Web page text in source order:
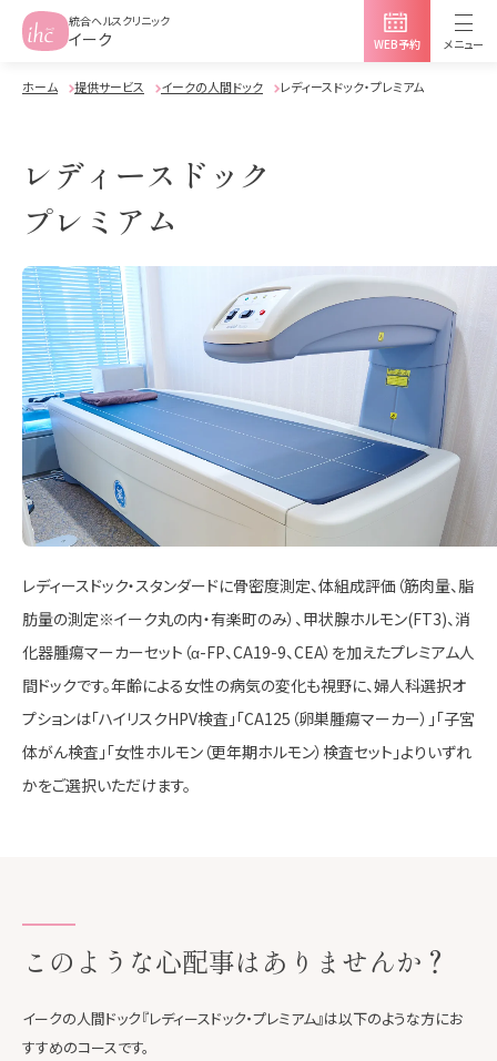
統合ヘルスクリニック
イーク
採用情報
よくある質問
Myihcログイン
各院紹介
各院紹介 TOP
イーク丸の内
イーク有楽町
イーク表参道
イーク渋谷
提供サービス
提供サービス TOP
人間ドック
婦人科検診
協会けんぽでの受診
オプション検査
大腸内視鏡検査
受診時の注意事項
企業・健保担当者の方へ
WEB予約 メニュー
ホーム 提供サービス イークの人間ドック レディースドック・プレミアム
レディースドック
プレミアム
レディースドック・スタンダードに骨密度測定、体組成評価（筋肉量、脂
肪量の測定※イーク丸の内・有楽町のみ）、甲状腺ホルモン(FT3)、消
化器腫瘍マーカーセット（α-FP、CA19-9、CEA）を加えたプレミアム人
間ドックです。年齢による女性の病気の変化も視野に、婦人科選択オ
プションは「ハイリスクHPV検査」「CA125（卵巣腫瘍マーカー）」「子宮
体がん検査」 「女性ホルモン（更年期ホルモン）検査セット」よりいずれ
かをご選択いただけます。
このような心配事はありませんか？
イークの人間ドック『レディースドック・プレミアム』は以下のような方にお
すすめのコースです。